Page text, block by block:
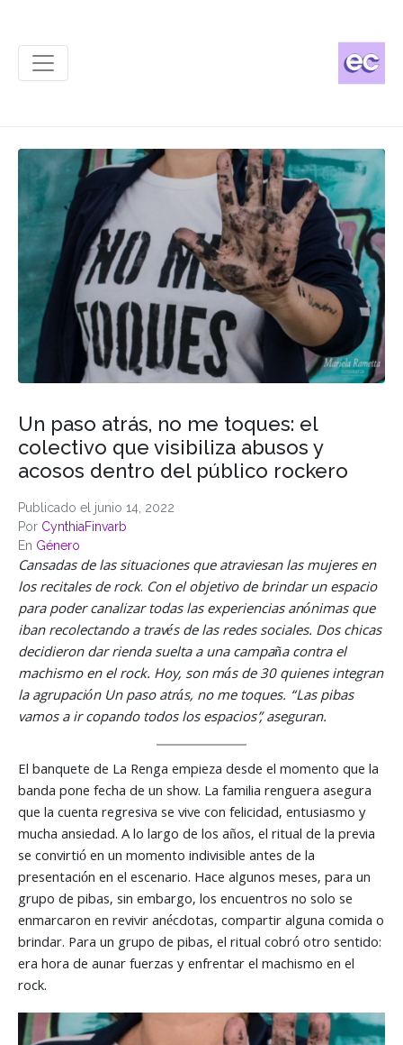
Publicado el junio 14, 2022
Por CynthiaFinvarb
En Género
Un paso atrás, no me toques: el
colectivo que visibiliza abusos y
acosos dentro del público rockero
Cansadas de las situaciones que atraviesan las mujeres en
los recitales de rock. Con el objetivo de brindar un espacio
para poder canalizar todas las experiencias anónimas que
iban recolectando a través de las redes sociales. Dos chicas
decidieron dar rienda suelta a una campaña contra el
machismo en el rock. Hoy, son más de 30 quienes integran
la agrupación Un paso atrás, no me toques. “Las pibas
vamos a ir copando todos los espacios”, aseguran.
El banquete de La Renga empieza desde el momento que la
banda pone fecha de un show. La familia renguera asegura
que la cuenta regresiva se vive con felicidad, entusiasmo y
mucha ansiedad. A lo largo de los años, el ritual de la previa
se convirtió en un momento indivisible antes de la
presentación en el escenario. Hace algunos meses, para un
grupo de pibas, sin embargo, los encuentros no solo se
enmarcaron en revivir anécdotas, compartir alguna comida o
brindar. Para un grupo de pibas, el ritual cobró otro sentido:
era hora de aunar fuerzas y enfrentar el machismo en el
rock.